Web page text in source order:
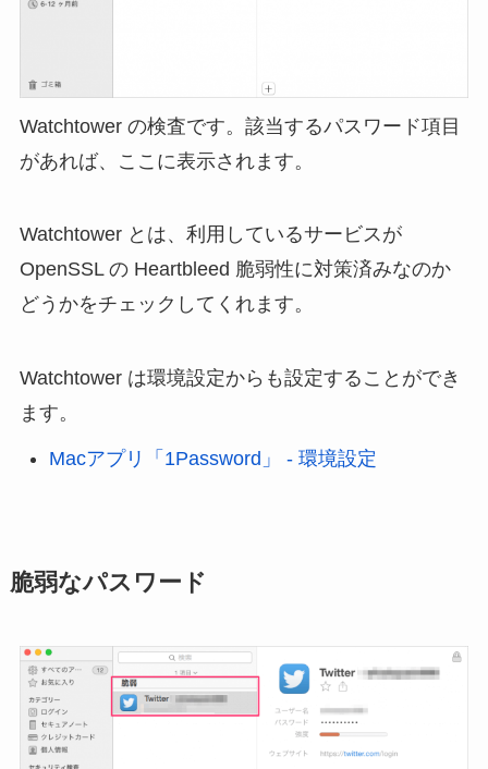
Watchtower の検査です。該当するパスワード項目
があれば、ここに表示されます。
Watchtower とは、利用しているサービスが
OpenSSL の Heartbleed 脆弱性に対策済みなのか
どうかをチェックしてくれます。
Watchtower は環境設定からも設定することができ
ます。
Macアプリ「1Password」 - 環境設定
脆弱なパスワード